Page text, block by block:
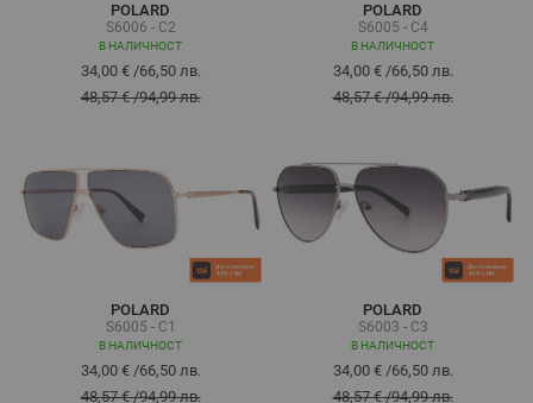
POLARD
S6006 - C2
В НАЛИЧНОСТ
34,00 €/66,50 лв.
48,57 €/94,99 лв.
POLARD
S6005 - C4
В НАЛИЧНОСТ
34,00 €/66,50 лв.
48,57 €/94,99 лв.
POLARD
S6005 - C1
В НАЛИЧНОСТ
34,00 €/66,50 лв.
48,57 €/94,99 лв.
POLARD
S6003 - C3
В НАЛИЧНОСТ
34,00 €/66,50 лв.
48,57 €/94,99 лв.